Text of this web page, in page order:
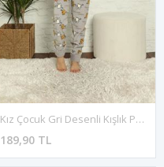
Kız Çocuk Gri Desenli Kışlık Polar Pijama Takımı 12F-20025
189,90 TL